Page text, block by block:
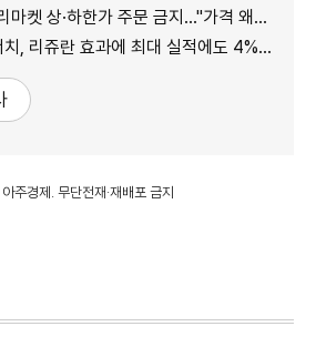
켓 상·하한가 주문 금지…"가격 왜곡 방지"
리쥬란 효과에 최대 실적에도 4%대 약세
경제. 무단전재·재배포 금지